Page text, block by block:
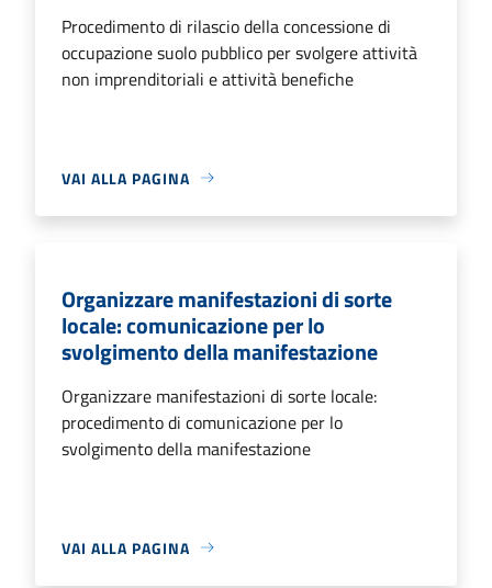
Procedimento di rilascio della concessione di
occupazione suolo pubblico per svolgere attività
non imprenditoriali e attività benefiche
VAI ALLA PAGINA
Organizzare manifestazioni di sorte
locale: comunicazione per lo
svolgimento della manifestazione
Organizzare manifestazioni di sorte locale:
procedimento di comunicazione per lo
svolgimento della manifestazione
VAI ALLA PAGINA